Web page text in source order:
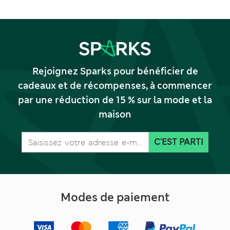
Rejoignez Sparks pour bénéficier de
cadeaux et de récompenses, à commencer
par une réduction de 15 % sur la mode et la
maison
C'EST PARTI
Modes de paiement